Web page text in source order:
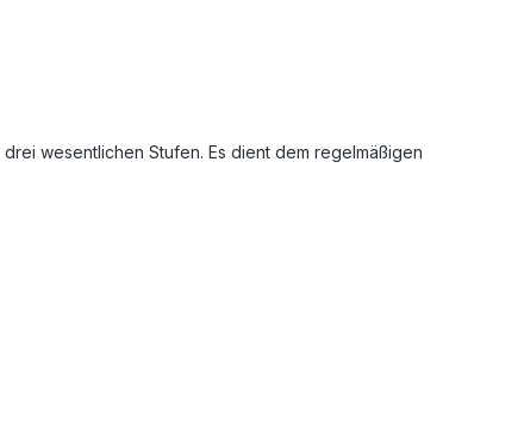
wesentlichen Stufen. Es dient dem regelmäßigen